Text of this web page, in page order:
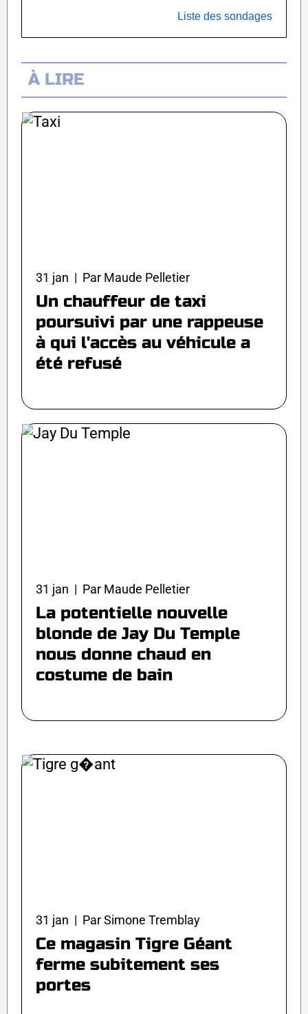
Liste des sondages
À LIRE
31 jan | Par Maude Pelletier
Un chauffeur de taxi
poursuivi par une rappeuse
à qui l'accès au véhicule a
été refusé
31 jan | Par Maude Pelletier
La potentielle nouvelle
blonde de Jay Du Temple
nous donne chaud en
costume de bain
31 jan | Par Simone Tremblay
Ce magasin Tigre Géant
ferme subitement ses
portes